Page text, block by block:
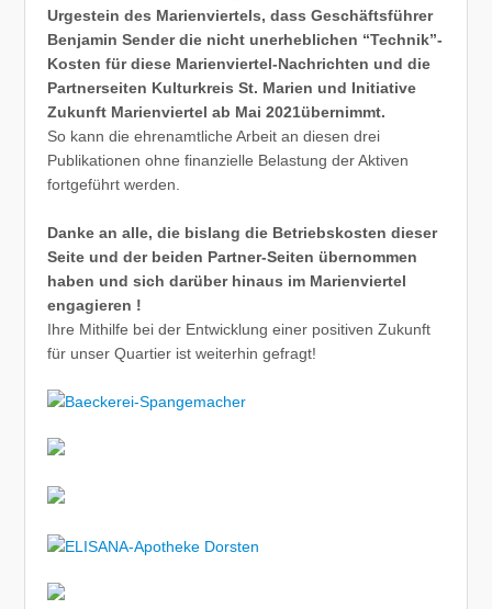
Urgestein des Marienviertels, dass Geschäftsführer
Benjamin Sender die nicht unerheblichen “Technik”-
Kosten für diese Marienviertel-Nachrichten und die
Partnerseiten Kulturkreis St. Marien und Initiative
Zukunft Marienviertel ab Mai 2021übernimmt.
So kann die ehrenamtliche Arbeit an diesen drei
Publikationen ohne finanzielle Belastung der Aktiven
fortgeführt werden.
Danke an alle, die bislang die Betriebskosten dieser
Seite und der beiden Partner-Seiten übernommen
haben und sich darüber hinaus im Marienviertel
engagieren !
Ihre Mithilfe bei der Entwicklung einer positiven Zukunft
für unser Quartier ist weiterhin gefragt!